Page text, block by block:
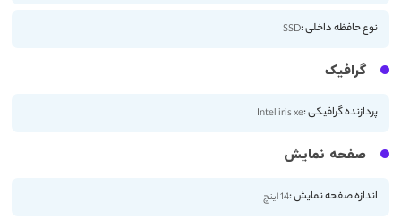
نوع حافظه داخلی :SSD
گرافیک
پردازنده گرافیکی :Intel iris xe
صفحه نمایش
اندازه صفحه نمایش :14 اینچ